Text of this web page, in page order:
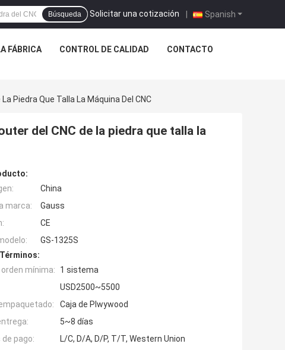
Spanish
Solicitar una cotización |
Búsqueda
FÁBRICA CONTROL DE CALIDAD CONTACTO
Piedra Que Talla La Máquina Del CNC
del CNC de la piedra que talla la
China
marca:
Gauss
CE
GS-1325S
mínima:
1 sistema
USD2500~5500
Caja de Plwywood
5~8 días
pago:
L/C, D/A, D/P, T/T, Western Union